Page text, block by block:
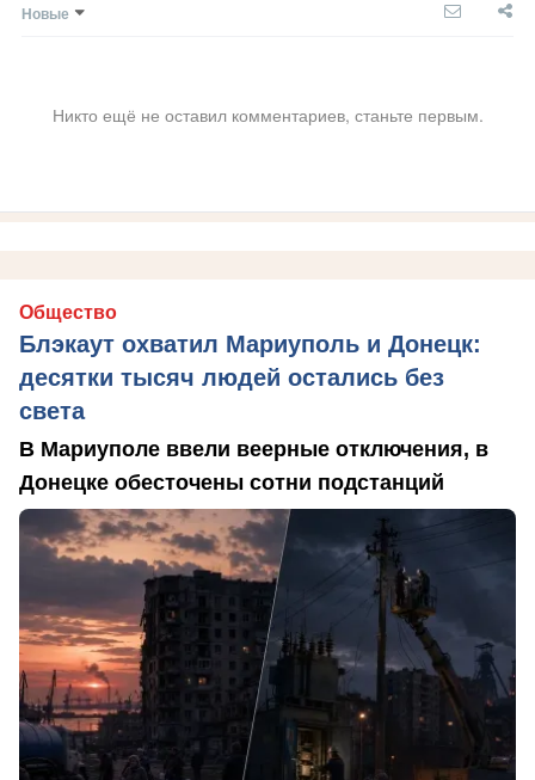
Новые
Никто ещё не оставил комментариев, станьте первым.
Общество
Блэкаут охватил Мариуполь и Донецк:
десятки тысяч людей остались без
света
В Мариуполе ввели веерные отключения, в
Донецке обесточены сотни подстанций